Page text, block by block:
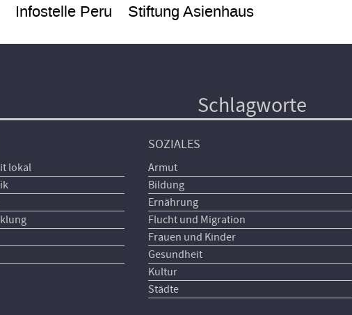
Infostelle Peru Stiftung Asienhaus
Schlagworte
lokal
SOZIALES
Armut
Bildung
Ernährung
Flucht und Migration
Frauen und Kinder
Gesundheit
Kultur
Städte